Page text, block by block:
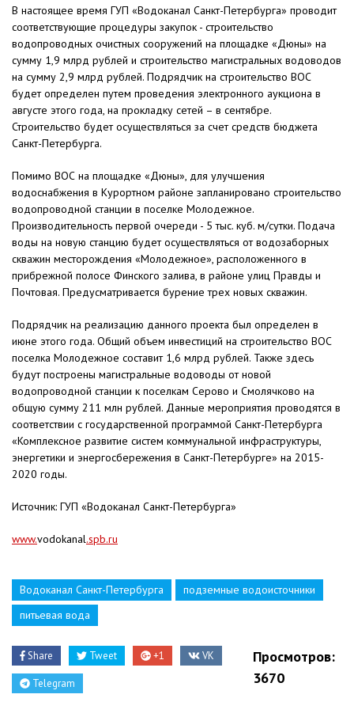
В настоящее время ГУП «Водоканал Санкт-Петербурга» проводит
соответствующие процедуры закупок - строительство
водопроводных очистных сооружений на площадке «Дюны» на
сумму 1,9 млрд рублей и строительство магистральных водоводов
на сумму 2,9 млрд рублей. Подрядчик на строительство ВОС
будет определен путем проведения электронного аукциона в
августе этого года, на прокладку сетей – в сентябре.
Строительство будет осуществляться за счет средств бюджета
Санкт-Петербурга.
Помимо ВОС на площадке «Дюны», для улучшения
водоснабжения в Курортном районе запланировано строительство
водопроводной станции в поселке Молодежное.
Производительность первой очереди - 5 тыс. куб. м/сутки. Подача
воды на новую станцию будет осуществляться от водозаборных
скважин месторождения «Молодежное», расположенного в
прибрежной полосе Финского залива, в районе улиц Правды и
Почтовая. Предусматривается бурение трех новых скважин.
Подрядчик на реализацию данного проекта был определен в
июне этого года. Общий объем инвестиций на строительство ВОС
поселка Молодежное составит 1,6 млрд рублей. Также здесь
будут построены магистральные водоводы от новой
водопроводной станции к поселкам Серово и Смолячково на
общую сумму 211 млн рублей. Данные мероприятия проводятся в
соответствии с государственной программой Санкт-Петербурга
«Комплексное развитие систем коммунальной инфраструктуры,
энергетики и энергосбережения в Санкт-Петербурге» на 2015-
2020 годы.
Источник: ГУП «Водоканал Санкт-Петербурга»
www.vodokanal.spb.ru
Водоканал Санкт-Петербурга
подземные водоисточники
питьевая вода
Share Tweet +1 VK
Telegram
Просмотров:
3670